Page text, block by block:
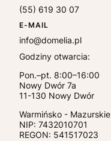
(55) 619 30 07
E-MAIL
info@domelia.pl
Godziny otwarcia:
Pon.–pt. 8:00–16:00
Nowy Dwór 7a
11-130 Nowy Dwór
Warmińsko - Mazurskie
NIP: 7432010701
REGON: 541517023